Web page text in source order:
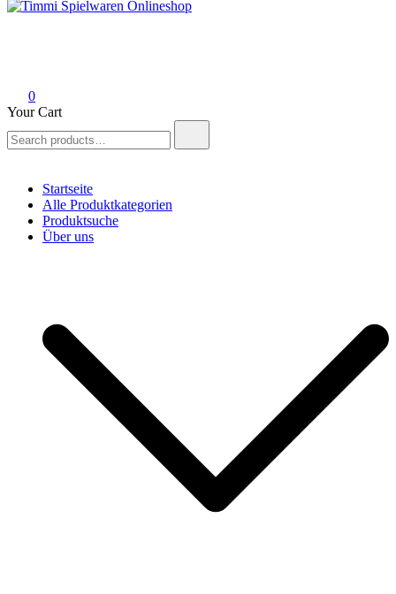
0
Your Cart
for:
Startseite
Alle Produktkategorien
Produktsuche
Über uns